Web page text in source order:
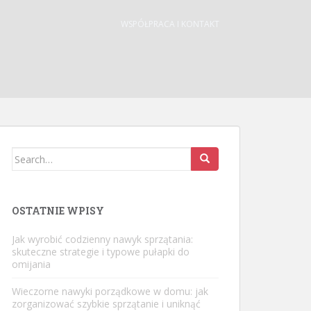
WSPÓŁPRACA I KONTAKT
Search
OSTATNIE WPISY
Jak wyrobić codzienny nawyk sprzątania:
skuteczne strategie i typowe pułapki do
omijania
Wieczorne nawyki porządkowe w domu: jak
zorganizować szybkie sprzątanie i uniknąć